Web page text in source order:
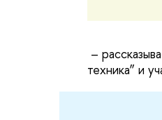
–
техника” и